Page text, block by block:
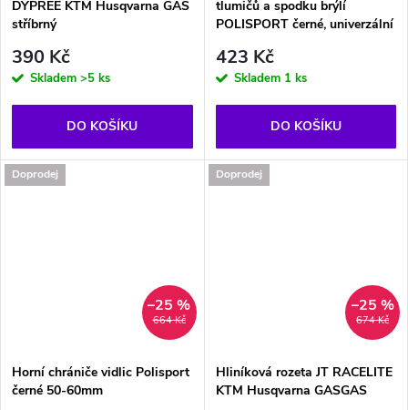
DYPREE KTM Husqvarna GAS
stříbrný
390 Kč
Skladem >5 ks
DO KOŠÍKU
tlumičů a spodku brýlí
POLISPORT černé, univerzální
423 Kč
Skladem 1 ks
DO KOŠÍKU
Doprodej
664 Kč
–25 %
Horní chrániče vidlic Polisport
černé 50-60mm
Doprodej
674 Kč
–25 %
Hliníková rozeta JT RACELITE
KTM Husqvarna GASGAS